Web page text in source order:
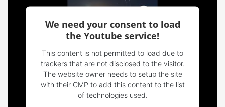
We need your consent to load
the Youtube service!
This content is not permitted to load due to
trackers that are not disclosed to the visitor.
The website owner needs to setup the site
with their CMP to add this content to the list
of technologies used.